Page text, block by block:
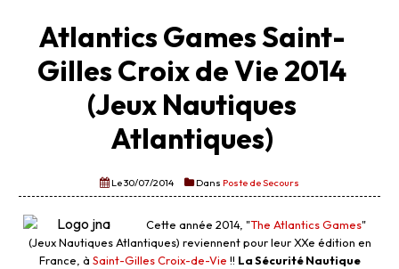
Atlantics Games Saint-
Gilles Croix de Vie 2014
(Jeux Nautiques
Atlantiques)
Le 30/07/2014 Dans Poste de Secours
Cette année 2014, "The Atlantics Games"
(Jeux Nautiques Atlantiques) reviennent pour leur XXe édition en
France, à Saint-Gilles Croix-de-Vie !! La Sécurité Nautique